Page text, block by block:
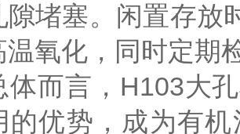
隙堵塞。闲置存放
温氧化，同时定期
言，H103大孔
的优势，成为有